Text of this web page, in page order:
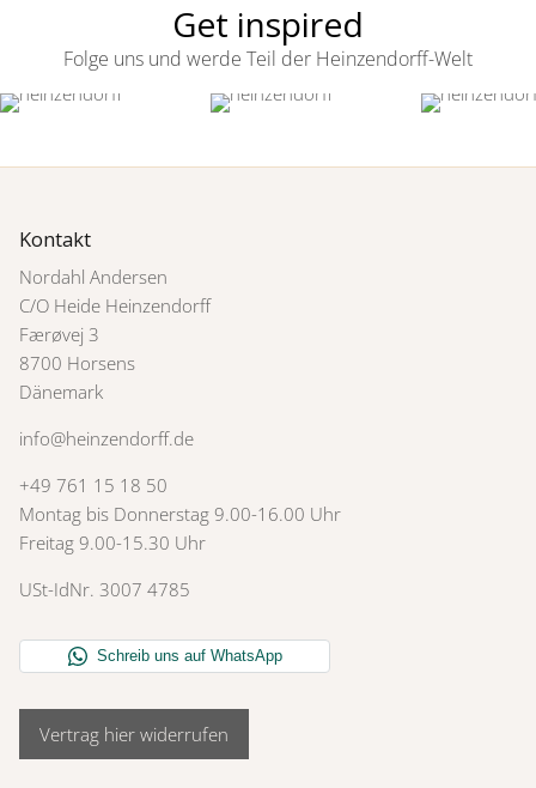
Get inspired
Folge uns und werde Teil der Heinzendorff-Welt
Kontakt
Nordahl Andersen
C/O Heide Heinzendorff
Færøvej 3
8700 Horsens
Dänemark
info@heinzendorff.de
+49 761 15 18 50
Montag bis Donnerstag 9.00-16.00 Uhr
Freitag 9.00-15.30 Uhr
USt-IdNr. 3007 4785
Vertrag hier widerrufen